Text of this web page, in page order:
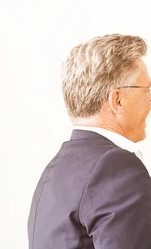
Informationen
Für Patienten
Für Zuweiser
Für Angehörige
Über Oberberg
Krankheitsbilder & Therapien
Behandlungsfelder